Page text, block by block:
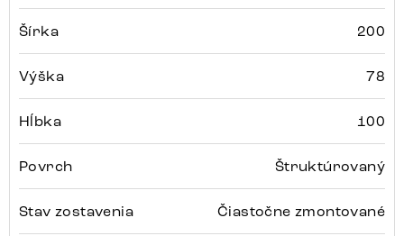
Šírka 200
Výška 78
Hĺbka 100
Povrch Štruktúrovaný
Stav zostavenia Čiastočne zmontované